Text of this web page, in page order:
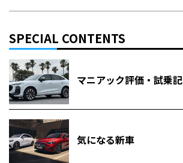
SPECIAL CONTENTS
マニアック評価・試乗記
気になる新車